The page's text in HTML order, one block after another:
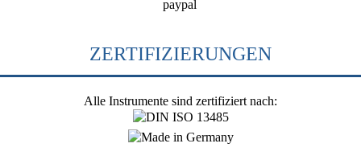
ZERTIFIZIERUNGEN
Alle Instrumente sind zertifiziert nach: